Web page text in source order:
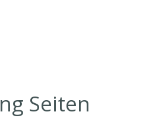
Seiten